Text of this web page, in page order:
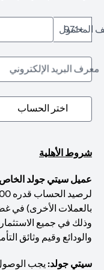
+971
المحمول
معرف البريد الإلكتروني
شروط الأهلية
عميل سيتي جولد
وذلك في جميع
والودائع وقيم وثائق
سيتي جولد: يجب